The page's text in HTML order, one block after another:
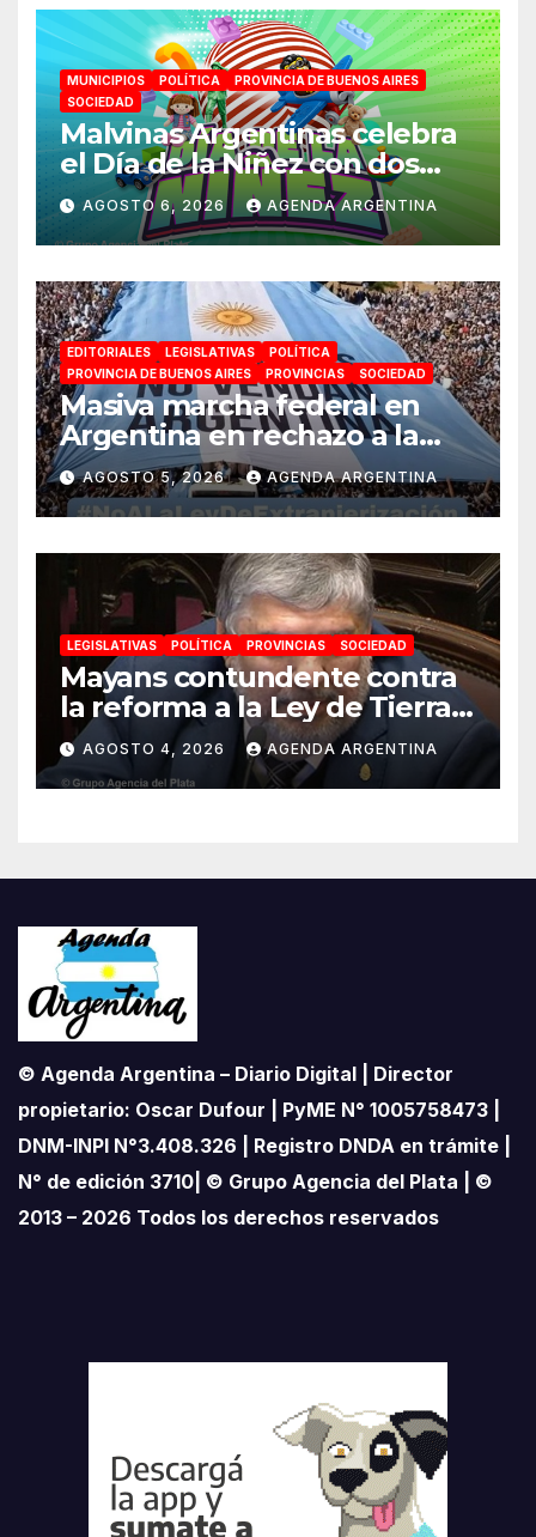
MUNICIPIOS POLÍTICA
PROVINCIA DE BUENOS AIRES
SOCIEDAD
Malvinas Argentinas celebra
el Día de la Niñez con dos
jornadas de juegos,
espectáculos y actividades
para toda la familia
AGOSTO 6, 2026 AGENDA ARGENTINA
EDITORIALES LEGISLATIVAS
POLÍTICA
PROVINCIA DE BUENOS AIRES
PROVINCIAS SOCIEDAD
Masiva marcha federal en
Argentina en rechazo a la
reforma de la Ley de Tierras
impulsada por Milei: «La
soberanía no se negocia»
AGOSTO 5, 2026 AGENDA ARGENTINA
LEGISLATIVAS POLÍTICA PROVINCIAS SOCIEDAD
Mayans contundente contra
la reforma a la Ley de Tierras:
«Esta ley vende el país»
AGOSTO 4, 2026 AGENDA ARGENTINA
© Agenda Argentina – Diario Digital | Director
propietario: Oscar Dufour | PyME N° 1005758473 |
DNM-INPI N°3.408.326 | Registro DNDA en trámite |
N° de edición 3710| © Grupo Agencia del Plata | ©
2013 – 2026 Todos los derechos reservados